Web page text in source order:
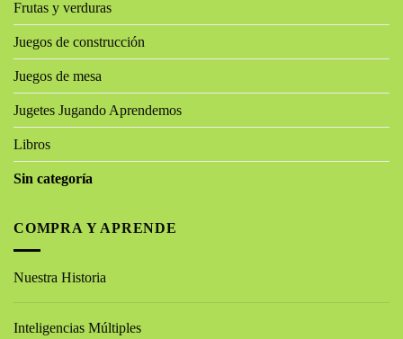
Frutas y verduras
Juegos de construcción
Juegos de mesa
Jugetes Jugando Aprendemos
Libros
Sin categoría
COMPRA Y APRENDE
Nuestra Historia
Inteligencias Múltiples